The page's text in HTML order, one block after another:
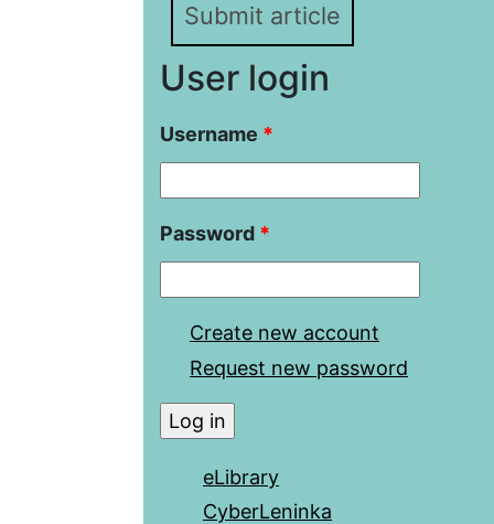
Submit article
User login
Username *
Password *
Create new account
Request new password
eLibrary
CyberLeninka